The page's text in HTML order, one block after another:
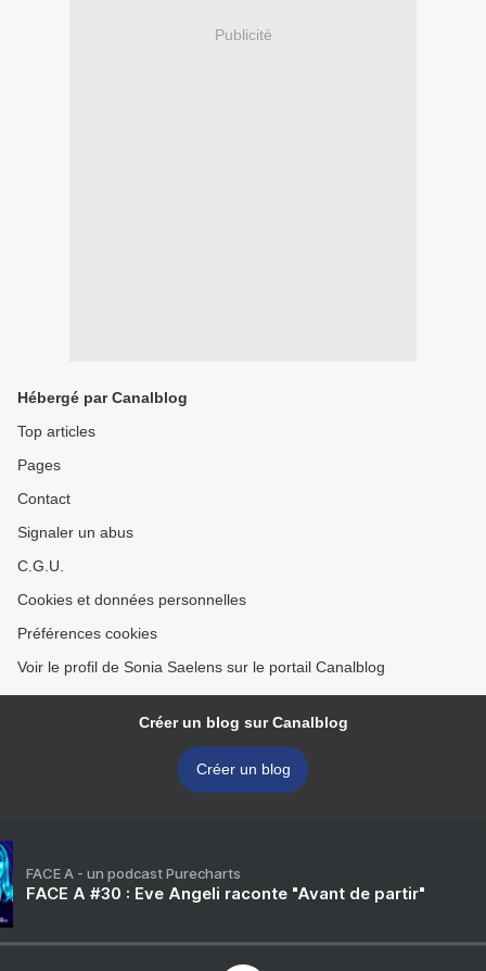
Publicité
Hébergé par Canalblog
Top articles
Pages
Contact
Signaler un abus
C.G.U.
Cookies et données personnelles
Préférences cookies
Voir le profil de Sonia Saelens sur le portail Canalblog
Créer un blog sur Canalblog
Créer un blog
FACE A - un podcast Purecharts
FACE A #30 : Eve Angeli raconte "Avant de partir"